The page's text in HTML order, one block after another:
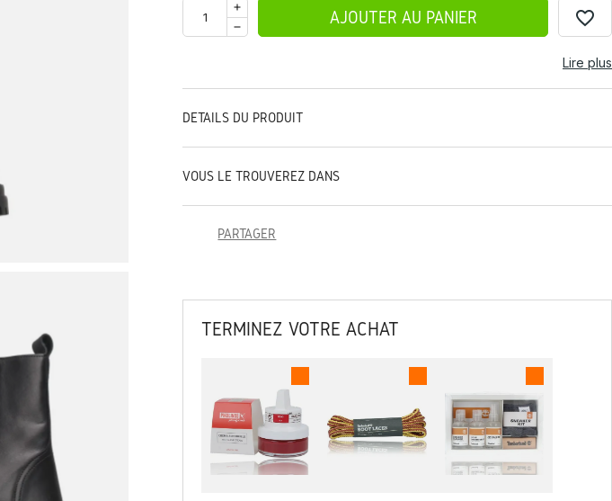
AJOUTER AU PANIER favorite_border
Lire plus
DÉTAILS DU PRODUIT
VOUS LE TROUVEREZ DANS
PARTAGER
TERMINEZ VOTRE ACHAT